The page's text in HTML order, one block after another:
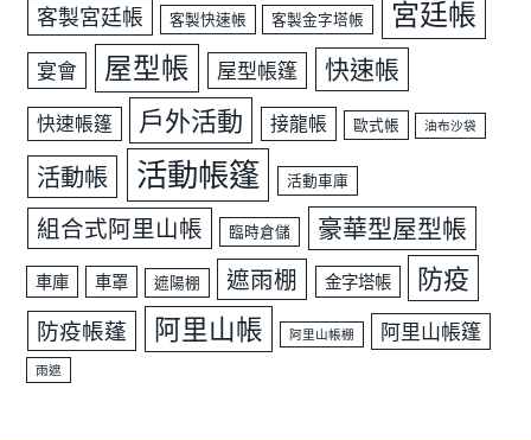
客製宮廷帳 客製快速帳 客製金字塔帳 宮廷帳
宴會 屋型帳 屋型帳篷 快速帳
快速帳篷 戶外活動 接龍帳 歐式帳 油布沙袋
活動帳 活動帳篷 活動車庫
組合式阿里山帳 臨時倉儲 豪華型屋型帳
車庫 車罩 遮陽棚 遮雨棚 金字塔帳 防疫
防疫帳蓬 阿里山帳 阿里山帳棚 阿里山帳篷
雨遮